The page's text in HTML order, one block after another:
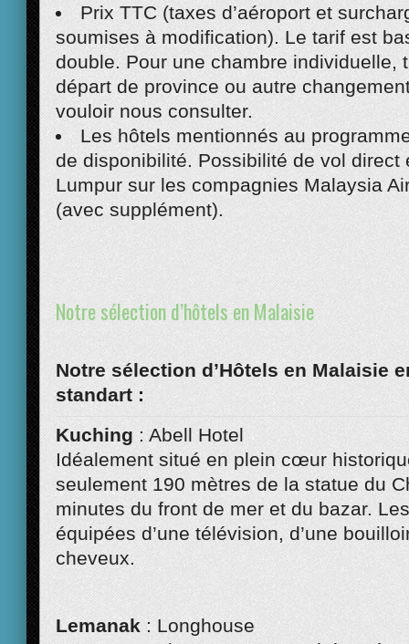
Prix TTC (taxes d’aéroport et
soumises à modification). Le tarif est
double. Pour une chambre individuelle,
départ de province ou autre
vouloir nous consulter.
Les hôtels mentionnés au
de disponibilité. Possibilité de vol direct
Lumpur sur les compagnies Malaysia
(avec supplément).
Notre sélection d’hôtels en Malaisie
Notre sélection d’Hôtels en Malaisie
standart :
Kuching : Abell Hotel
Idéalement situé en plein cœur
seulement 190 mètres de la statue du
minutes du front de mer et du bazar.
équipées d’une télévision, d’une
cheveux.
Lemanak : Longhouse